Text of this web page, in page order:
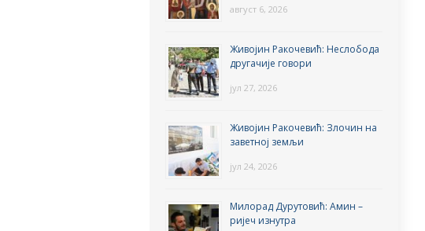
август 6, 2026
Живојин Ракочевић: Неслобода
другачије говори
јул 27, 2026
Живојин Ракочевић: Злочин на
заветној земљи
јул 24, 2026
Милорад Дурутовић: Амин –
ријеч изнутра